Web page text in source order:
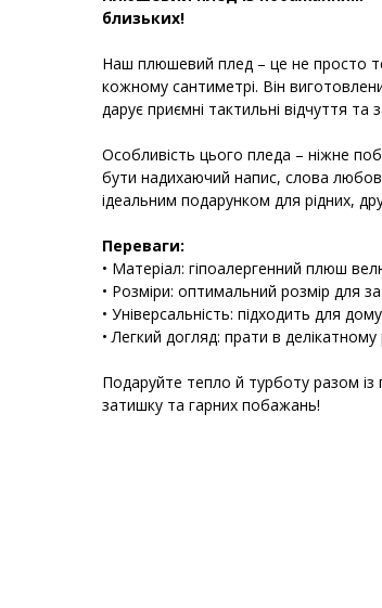
близьких!
Наш плюшевий плед – це не просто
кожному сантиметрі. Він
дарує приємні тактильні відчуття
Особливість цього пледа – ніжне
бути надихаючий напис, слова
ідеальним подарунком для рідних,
Переваги:
• Матеріал: гіпоалергенний плюш
• Розміри: оптимальний розмір для
• Універсальність: підходить для
• Легкий догляд: прати в делікатному
Подаруйте тепло й турботу разом
затишку та гарних побажань!